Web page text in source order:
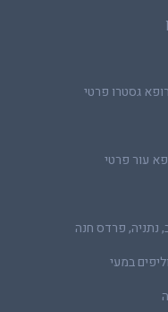
רופא גסטרו פרטי
עור פרטי
נתניה, פרדס חנה
במעי